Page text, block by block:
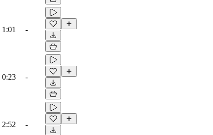
1:01 -
0:23 -
2:52 -